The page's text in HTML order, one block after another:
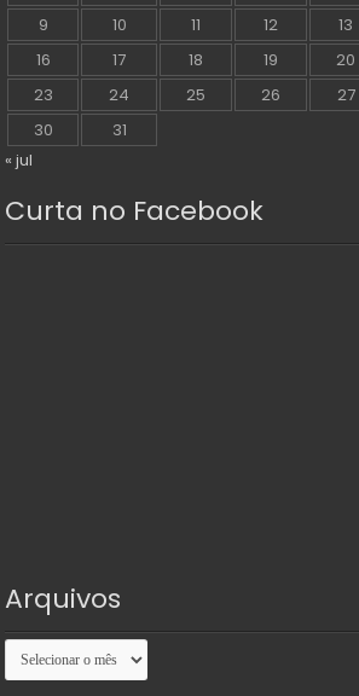
9
10 11 12 13
16
17 18 19 20
23
24 25 26 27
30
31
« jul
Curta no Facebook
Arquivos
Arquivos